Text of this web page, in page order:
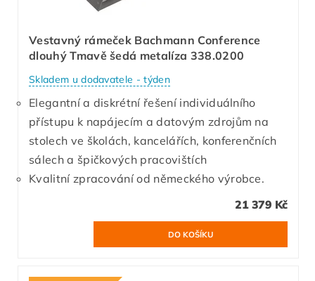
Vestavný rámeček Bachmann Conference
dlouhý Tmavě šedá metalíza 338.0200
Skladem u dodavatele - týden
Elegantní a diskrétní řešení individuálního
přístupu k napájecím a datovým zdrojům na
stolech ve školách, kancelářích, konferenčních
sálech a špičkových pracovištích
Kvalitní zpracování od německého výrobce.
21 379 Kč